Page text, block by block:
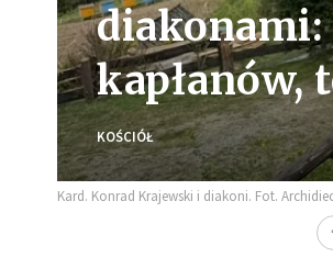
diakonami:
kapłanów,
KOŚCIÓŁ
Kard. Konrad Krajewski i diakoni. Fot.